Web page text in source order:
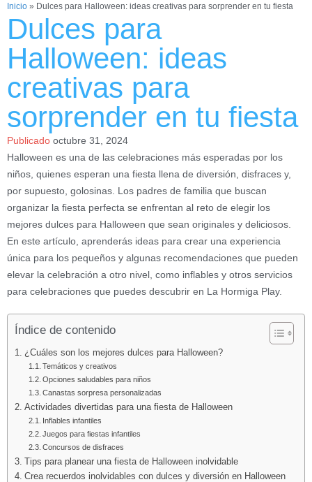
Inicio » Dulces para Halloween: ideas creativas para sorprender en tu fiesta
Dulces para
Halloween: ideas
creativas para
sorprender en tu fiesta
Publicado octubre 31, 2024
Halloween es una de las celebraciones más esperadas por los
niños, quienes esperan una fiesta llena de diversión, disfraces y,
por supuesto, golosinas. Los padres de familia que buscan
organizar la fiesta perfecta se enfrentan al reto de elegir los
mejores dulces para Halloween que sean originales y deliciosos.
En este artículo, aprenderás ideas para crear una experiencia
única para los pequeños y algunas recomendaciones que pueden
elevar la celebración a otro nivel, como inflables y otros servicios
para celebraciones que puedes descubrir en La Hormiga Play.
Índice de contenido
¿Cuáles son los mejores dulces para Halloween?
Temáticos y creativos
Opciones saludables para niños
Canastas sorpresa personalizadas
Actividades divertidas para una fiesta de Halloween
Inflables infantiles
Juegos para fiestas infantiles
Concursos de disfraces
Tips para planear una fiesta de Halloween inolvidable
Crea recuerdos inolvidables con dulces y diversión en Halloween